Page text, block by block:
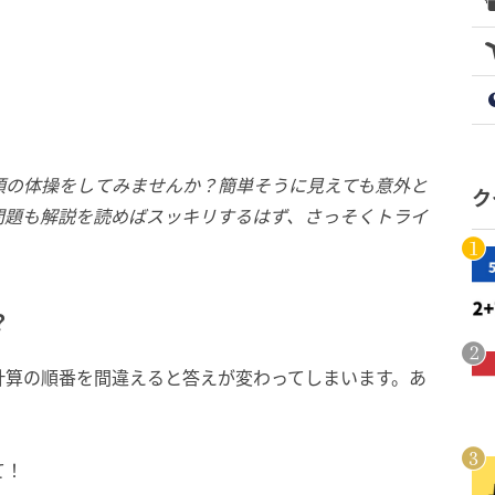
体操をしてみませんか？簡単そうに見えても意外と
も解説を読めばスッキリするはず、さっそくトライ
の順番を間違えると答えが変わってしまいます。あ